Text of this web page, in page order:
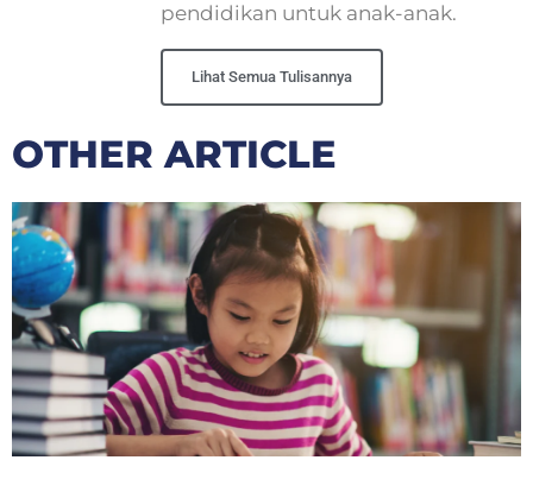
pendidikan untuk anak-anak.
Lihat Semua Tulisannya
OTHER ARTICLE